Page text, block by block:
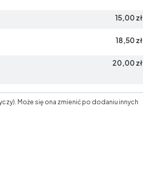
15,00 zł
18,50 zł
20,00 zł
Może się ona zmienić po dodaniu innych